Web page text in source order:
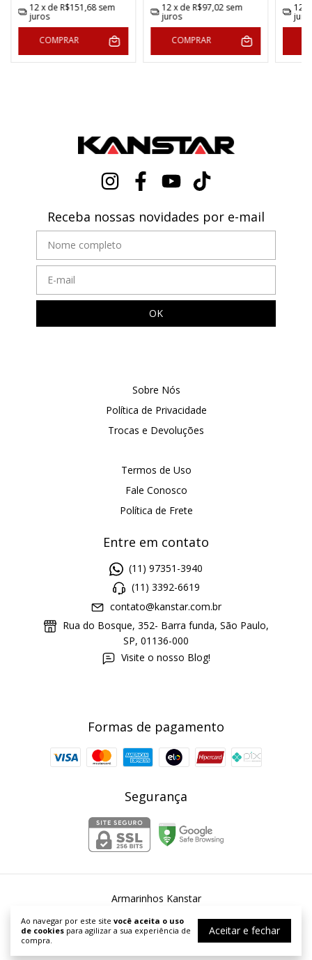
Ao navegar por este site você aceita o uso
de cookies para agilizar a sua experiência de
compra.
Aceitar e fechar
12x de R$151,68 sem
juros
COMPRAR
12x de R$97,02 sem
juros
COMPRAR
12
Receba nossas novidades por e-mail
Sobre Nós
Política de Privacidade
Trocas e Devoluções
Termos de Uso
Fale Conosco
Política de Frete
Entre em contato
(11) 97351-3940
(11) 3392-6619
contato@kanstar.com.br
Rua do Bosque, 352- Barra funda, São Paulo,
SP, 01136-000
Visite o nosso Blog!
Formas de pagamento
Segurança
Armarinhos Kanstar
reservados.